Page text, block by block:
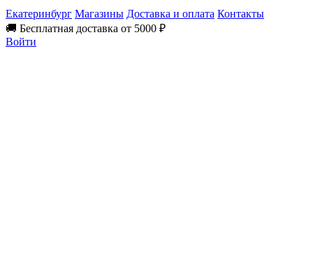
Екатеринбург Магазины Доставка и оплата Контакты
🚚 Бесплатная доставка от 5000 ₽
Войти